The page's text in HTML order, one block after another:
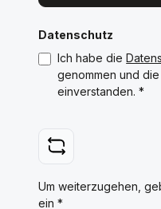
Datenschutz
Ich habe die
genommen und
einverstanden.*
Um weiterzugehen,
ein*